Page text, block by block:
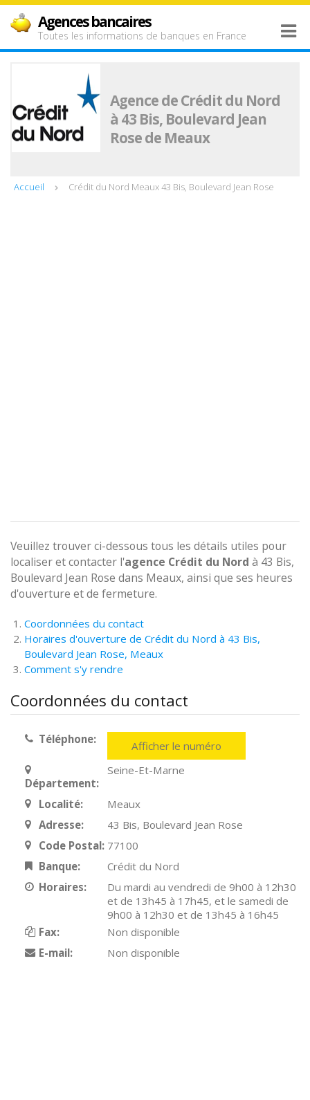
Agences bancaires
Toutes les informations de banques en France
Agence de Crédit du Nord
à 43 Bis, Boulevard Jean
Rose de Meaux
Accueil Crédit du Nord Meaux 43 Bis, Boulevard Jean Rose
Veuillez trouver ci-dessous tous les détails utiles pour
localiser et contacter l'agence Crédit du Nord à 43 Bis,
Boulevard Jean Rose dans Meaux, ainsi que ses heures
d'ouverture et de fermeture.
Coordonnées du contact
Horaires d'ouverture de Crédit du Nord à 43 Bis,
Boulevard Jean Rose, Meaux
Comment s'y rendre
Coordonnées du contact
Téléphone: Afficher le numéro
Département:
Seine-Et-Marne
Localité:
Meaux
Adresse:
43 Bis, Boulevard Jean Rose
Code Postal: 77100
Banque:
Crédit du Nord
Horaires:
Du mardi au vendredi de 9h00 à 12h30
et de 13h45 à 17h45, et le samedi de
9h00 à 12h30 et de 13h45 à 16h45
Fax:
Non disponible
E-mail:
Non disponible